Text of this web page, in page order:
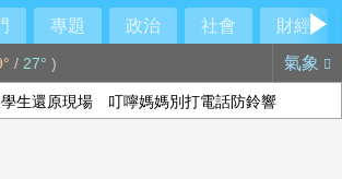
專題 政治 社會
財經
/ 27° ) 氣象
生還原現場 叮嚀媽媽別打電話防鈴響